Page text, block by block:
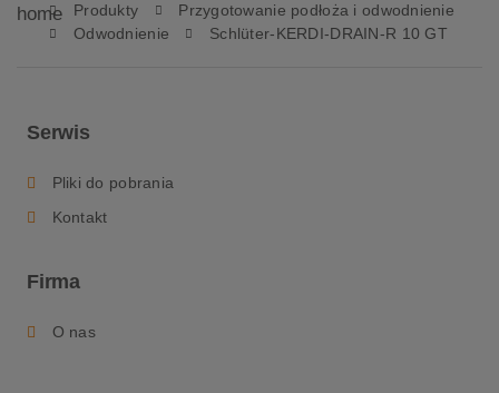
home Produkty
Przygotowanie podłoża i odwodnienie
Odwodnienie
Schlüter-KERDI-DRAIN-R 10 GT
Serwis
Pliki do pobrania
Kontakt
Firma
O nas